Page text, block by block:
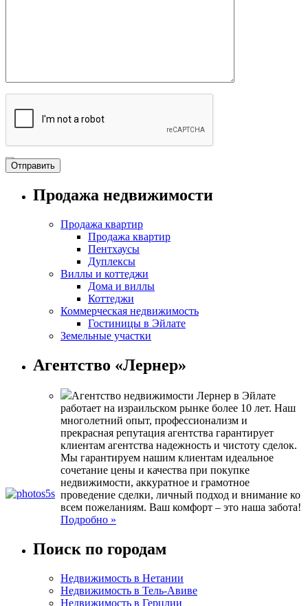
Продажа недвижимости
Продажа квартир
Продажа квартир
Пентхаусы
Дуплексы
Виллы и коттеджи
Дома и виллы
Коттеджи
Коммерческая недвижимость
Гостиницы в Эйлате
Земельные участки
Агентство «Лернер»
Агентство недвижимости Лернер в Эйлате
работает на израильском рынке более 10 лет. Наш
многолетний опыт, профессионализм и
прекрасная репутация агентства гарантирует
клиентам агентства надежность и чистоту сделок.
Мы гарантируем нашим клиентам идеальное
сочетание цены и качества при покупке
недвижимости, аккуратное и грамотное
проведение сделки, личный подход и внимание ко
всем пожеланиям. Ваш комфорт – это наша забота!
Подробно »
Поиск по городам
Недвижимость в Нетании
Недвижимость в Тель-Авиве
Недвижимость в Герцлии